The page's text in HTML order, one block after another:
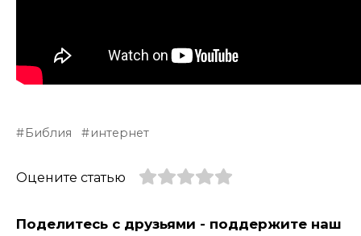
Библия интернет
Оцените статью
Поделитесь с друзьями - поддержите наш